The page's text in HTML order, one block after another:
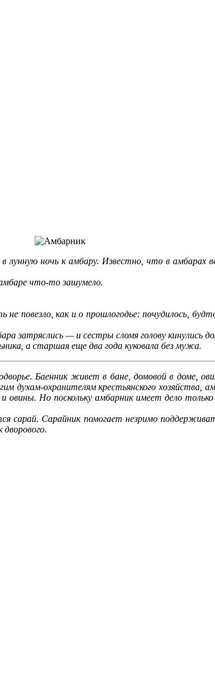
лунную ночь к амбару. Известно, что в амбарах
что-то зашумело.
как и о прошлогодье: почудилось,
затряслись — и сестры сломя голову кинулись
а старшая еще два года куковала без мужа.
Баенник живет в бане, домовой в доме,
духам-охранителям крестьянского
Но поскольку амбарник имеет дело
Сарайник помогает незримо
дворового.